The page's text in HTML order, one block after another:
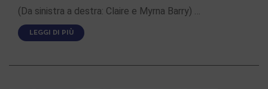
(Da sinistra a destra: Claire e Myrna Barry) …
LEGGI DI PIÙ